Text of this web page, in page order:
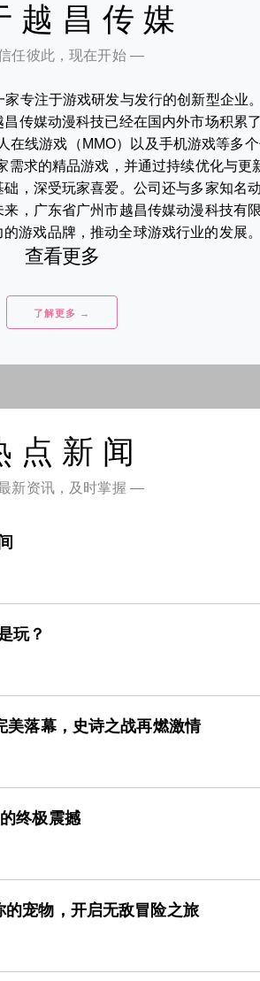
越昌传媒
任彼此，现在开始 —
专注于游戏研发与发行的创新型企业
传媒动漫科技已经在国内外市场积累
线游戏（MMO）以及手机游戏等多
需求的精品游戏，并通过持续优化与
，深受玩家喜爱。公司还与多家知名
，广东省广州市越昌传媒动漫科技有
游戏品牌，推动全球游戏行业的发展
查看更多
了解更多 →
点新闻
新资讯，及时掌握 —
玩？
美落幕，史诗之战再燃激情
终极震撼
的宠物，开启无敌冒险之旅